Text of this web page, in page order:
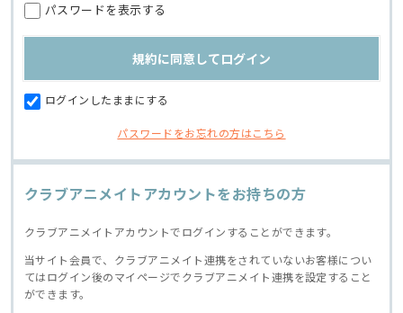
パスワードを表示する
ログインしたままにする
パスワードをお忘れの方はこちら
クラブアニメイトアカウントをお持ちの方
クラブアニメイトアカウントでログインすることができます。
当サイト会員で、クラブアニメイト連携をされていないお客様につい
てはログイン後のマイページでクラブアニメイト連携を設定すること
ができます。